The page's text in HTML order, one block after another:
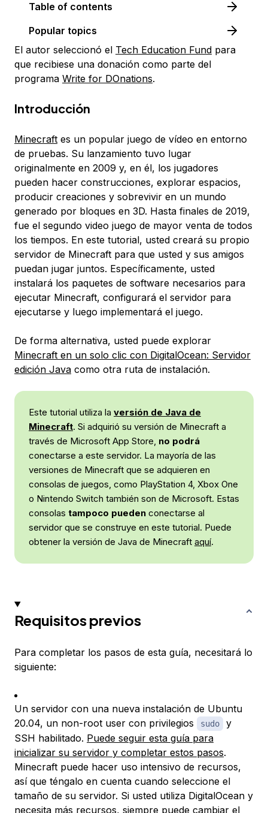
Table of contents
Popular topics
El autor seleccionó el Tech Education Fund para
que recibiese una donación como parte del
programa Write for DOnations.
Introducción
Minecraft es un popular juego de vídeo en entorno
de pruebas. Su lanzamiento tuvo lugar
originalmente en 2009 y, en él, los jugadores
pueden hacer construcciones, explorar espacios,
producir creaciones y sobrevivir en un mundo
generado por bloques en 3D. Hasta finales de 2019,
fue el segundo video juego de mayor venta de todos
los tiempos. En este tutorial, usted creará su propio
servidor de Minecraft para que usted y sus amigos
puedan jugar juntos. Específicamente, usted
instalará los paquetes de software necesarios para
ejecutar Minecraft, configurará el servidor para
ejecutarse y luego implementará el juego.
De forma alternativa, usted puede explorar
Minecraft en un solo clic con DigitalOcean: Servidor
edición Java como otra ruta de instalación.
Este tutorial utiliza la versión de Java de
Minecraft. Si adquirió su versión de Minecraft a
través de Microsoft App Store, no podrá
conectarse a este servidor. La mayoría de las
versiones de Minecraft que se adquieren en
consolas de juegos, como PlayStation 4, Xbox One
o Nintendo Switch también son de Microsoft. Estas
consolas tampoco pueden conectarse al
servidor que se construye en este tutorial. Puede
obtener la versión de Java de Minecraft aquí.
Requisitos previos
Para completar los pasos de esta guía, necesitará lo
siguiente:
Un servidor con una nueva instalación de Ubuntu
20.04, un non-root user con privilegios
sudo
y
SSH habilitado. Puede seguir esta guía para
inicializar su servidor y completar estos pasos.
Minecraft puede hacer uso intensivo de recursos,
así que téngalo en cuenta cuando seleccione el
tamaño de su servidor. Si usted utiliza DigitalOcean y
necesita más recursos, siempre puede cambiar el